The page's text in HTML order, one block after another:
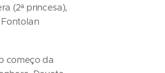
(2ª princesa),
começo da